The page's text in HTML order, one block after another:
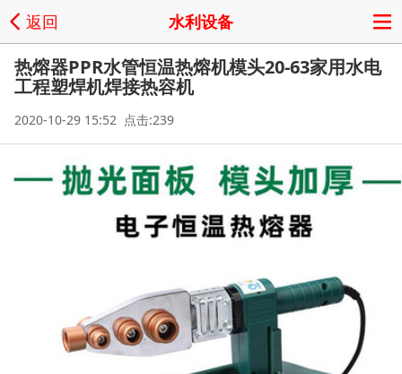
返回 水利设备
热熔器PPR水管恒温热熔机模头20-63家用水电
工程塑焊机焊接热容机
2020-10-29 15:52 点击:239